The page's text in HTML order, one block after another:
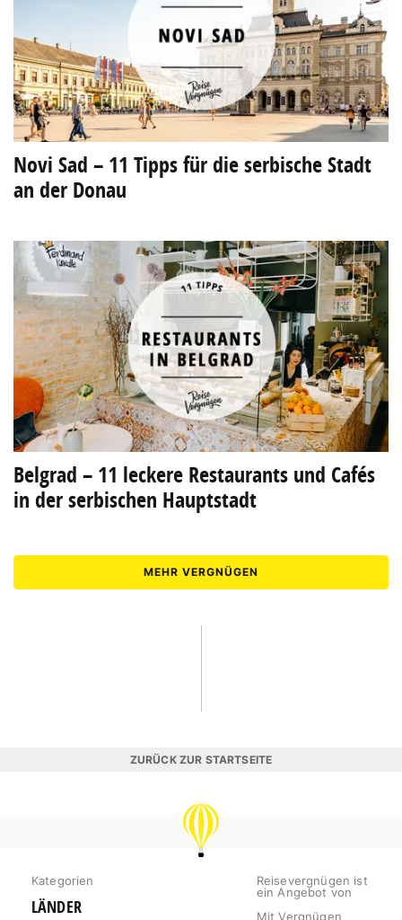
Novi Sad – 11 Tipps für die serbische Stadt
an der Donau
Belgrad – 11 leckere Restaurants und Cafés
in der serbischen Hauptstadt
MEHR VERGNÜGEN
ZURÜCK ZUR STARTSEITE
REISEVERGNÜGEN
Kategorien
LÄNDER
Reisevergnügen ist
ein Angebot von
Mit Vergnügen